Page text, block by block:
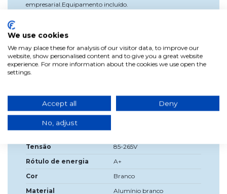
empresarial.Equipamento incluído.
Dados do produto
Largura
Profundidade
Diâmetro de Encastre
Fonte de luz incluída?
Tensão
85-265V
Rótulo de energia
A+
Cor
Branco
Material
Alumínio branco
We use cookies
We may place these for analysis of our visitor data, to improve our
website, show personalised content and to give you a great website
experience. For more information about the cookies we use open the
settings.
Accept all Deny
No, adjust